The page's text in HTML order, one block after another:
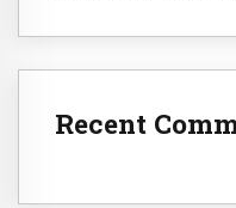
Recent